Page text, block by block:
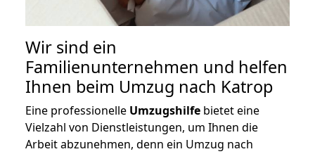
Wir sind ein
Familienunternehmen und helfen
Ihnen beim Umzug nach Katrop
Eine professionelle Umzugshilfe bietet eine
Vielzahl von Dienstleistungen, um Ihnen die
Arbeit abzunehmen, denn ein Umzug nach